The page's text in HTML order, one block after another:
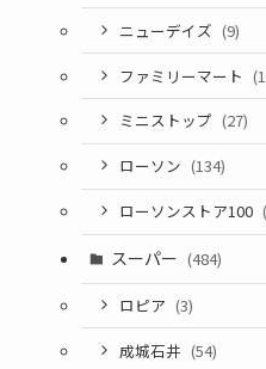
ニューデイズ (9)
ファミリーマート
ミニストップ (27)
ローソン (134)
ローソンストア100
スーパー (484)
ロピア (3)
成城石井 (54)